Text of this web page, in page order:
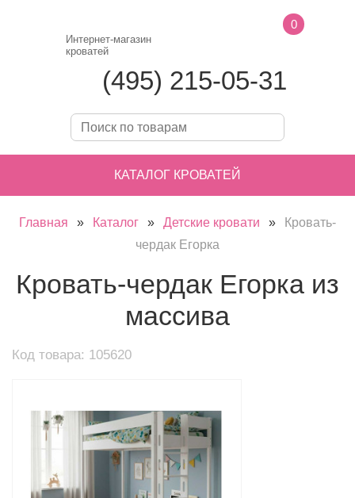
Интернет-магазин
кроватей
(495) 215-05-31
0
КАТАЛОГ КРОВАТЕЙ
Главная » Каталог » Детские кровати »
Кровать-
чердак Егорка
Кровать-чердак Егорка из
массива
Код товара: 105620